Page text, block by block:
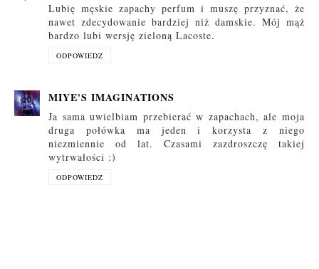
Lubię męskie zapachy perfum i muszę przyznać, że
nawet zdecydowanie bardziej niż damskie. Mój mąż
bardzo lubi wersję zieloną Lacoste.
ODPOWIEDZ
MIYE'S IMAGINATIONS
Ja sama uwielbiam przebierać w zapachach, ale moja
druga połówka ma jeden i korzysta z niego
niezmiennie od lat. Czasami zazdroszczę takiej
wytrwałości :)
ODPOWIEDZ